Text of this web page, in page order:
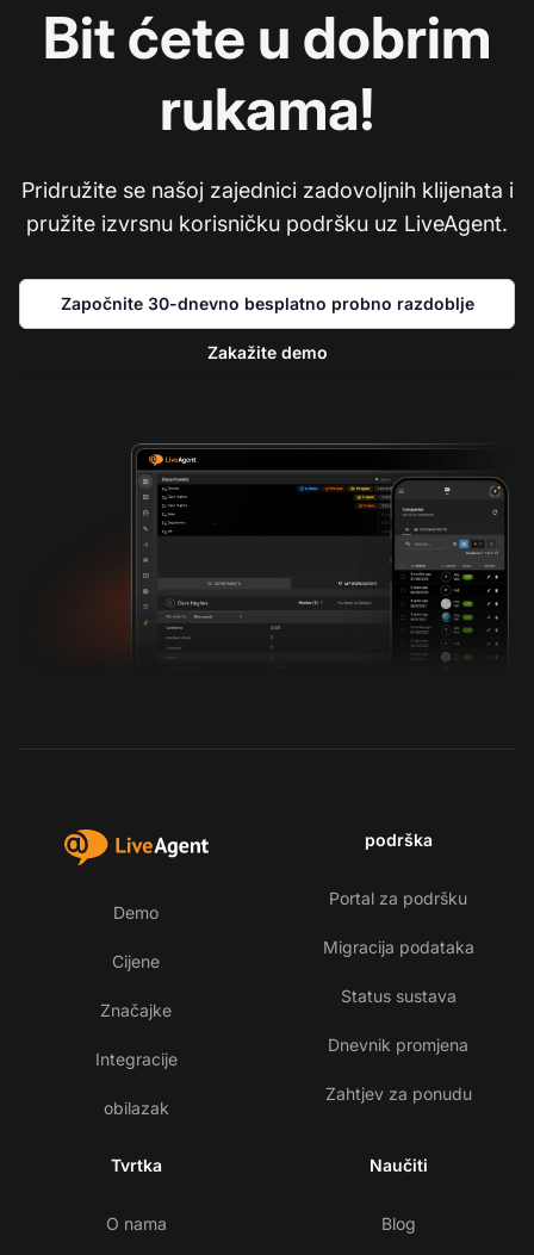
Bit ćete u dobrim
rukama!
Pridružite se našoj zajednici zadovoljnih klijenata i
pružite izvrsnu korisničku podršku uz LiveAgent.
Započnite 30-dnevno besplatno probno razdoblje
Zakažite demo
Demo
Cijene
Značajke
Integracije
obilazak
podrška
Portal za podršku
Migracija podataka
Status sustava
Dnevnik promjena
Zahtjev za ponudu
Tvrtka
O nama
Naučiti
Blog